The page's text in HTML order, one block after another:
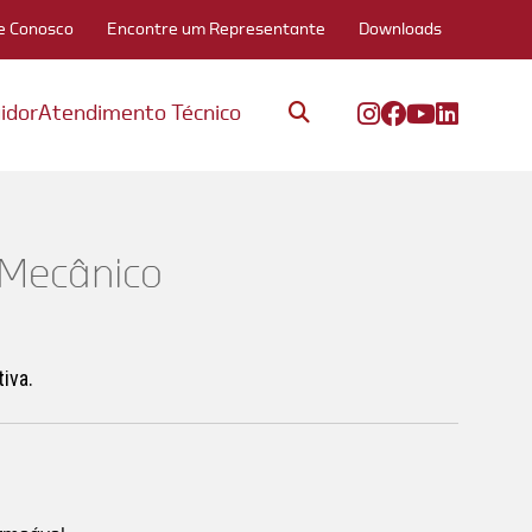
Conosco Encontre um Representante Downloads
Atendimento Técnico